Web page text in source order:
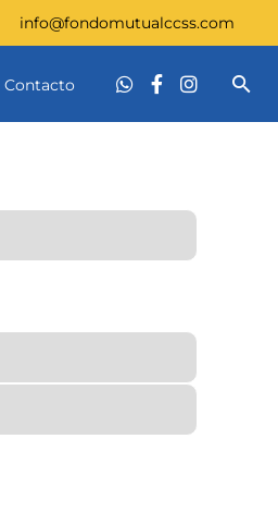
info@fondomutualccss.com
Contacto